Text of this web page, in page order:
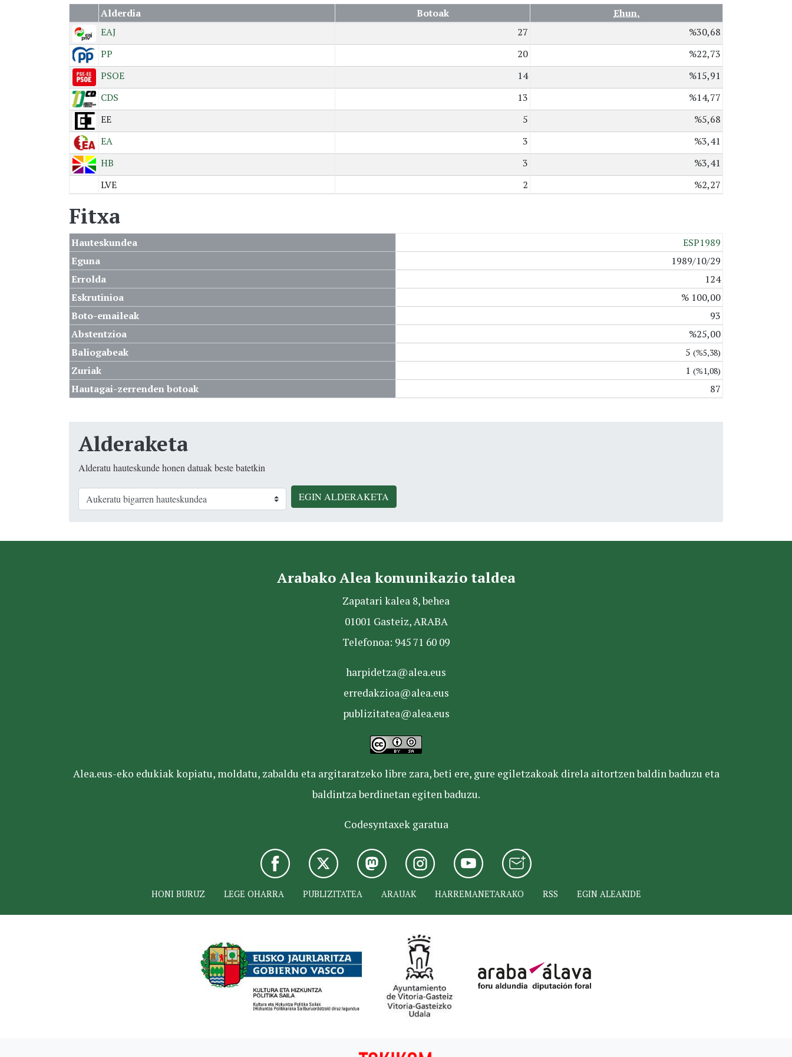
Alderdia Botoak
Ehun.
EAJ
27
%30,68
PP
20
%22,73
PSOE
14
%15,91
CDS
13
%14,77
EE
5
%5,68
EA
3
%3,41
HB
3
%3,41
LVE
2 %2,27
Fitxa
Hauteskundea
ESP1989
Eguna
1989/10/29
Errolda
124
Eskrutinioa
% 100,00
Boto-emaileak
93
Abstentzioa
%25,00
Baliogabeak
5 (%5,38)
Zuriak 1 (%1,08)
Hautagai-zerrenden botoak 87
Alderaketa
Alderatu hauteskunde honen datuak beste batetkin
EGIN ALDERAKETA
Arabako Alea komunikazio taldea
Zapatari kalea 8, behea
01001 Gasteiz, ARABA
Telefonoa: 945 71 60 09
harpidetza@alea.eus
erredakzioa@alea.eus
publizitatea@alea.eus
Alea.eus-eko edukiak kopiatu, moldatu, zabaldu eta argitaratzeko libre zara, beti ere, gure egiletzakoak direla aitortzen baldin baduzu eta
baldintza berdinetan egiten baduzu.
Codesyntaxek garatua
HONI BURUZ LEGE OHARRA PUBLIZITATEA ARAUAK HARREMANETARAKO RSS EGIN ALEAKIDE